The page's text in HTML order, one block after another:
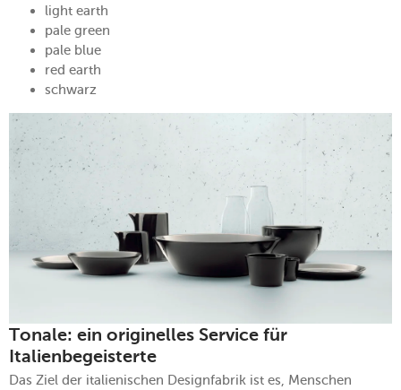
light earth
pale green
pale blue
red earth
schwarz
Tonale: ein originelles Service für
Italienbegeisterte
Das Ziel der italienischen Designfabrik ist es, Menschen